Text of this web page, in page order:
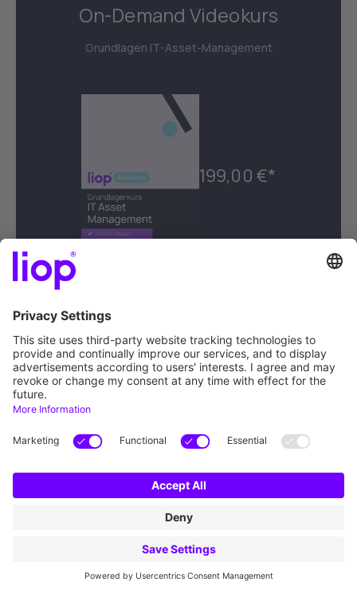
On-Demand Videokurs
Grundlagen IT-Asset-Management
199,00 €*
JETZT LOSLEGEN | DEUTSCH
JETZT LOSLEGEN | ENGLISCH